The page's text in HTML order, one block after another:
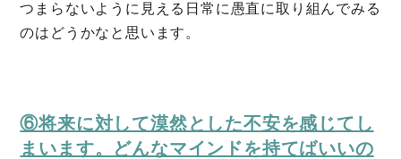
つまらないように見える日常に愚直に取り組んでみる
のはどうかなと思います。
⑥将来に対して漠然とした不安を感じてし
まいます。どんなマインドを持てばいいの